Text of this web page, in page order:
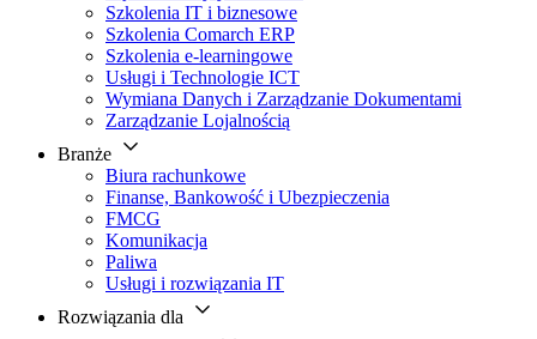
Szkolenia IT i biznesowe
Szkolenia Comarch ERP
Szkolenia e-learningowe
Usługi i Technologie ICT
Wymiana Danych i Zarządzanie Dokumentami
Zarządzanie Lojalnością
Branże
Biura rachunkowe
Finanse, Bankowość i Ubezpieczenia
FMCG
Komunikacja
Paliwa
Usługi i rozwiązania IT
Rozwiązania dla